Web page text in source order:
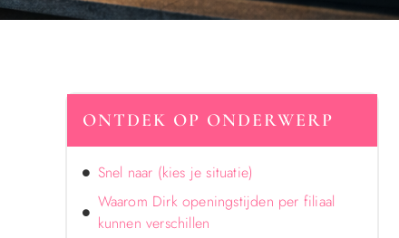
ONTDEK OP ONDERWERP
Snel naar (kies je situatie)
Waarom Dirk openingstijden per filiaal
kunnen verschillen